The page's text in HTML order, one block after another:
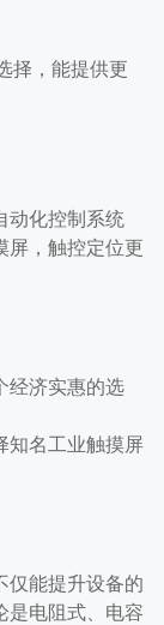
择，能提供更
动化控制系统
屏，触控定位更
经济实惠的选
知名工业触摸屏
仅能提升设备的
是电阻式、电容